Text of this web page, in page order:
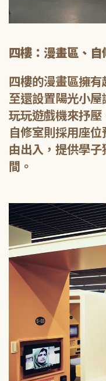
四樓：漫畫區、自
四樓的漫畫區擁
至還設置陽光小
玩玩遊戲機來抒壓
自修室則採用座
由出入，提供學
間。